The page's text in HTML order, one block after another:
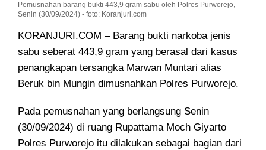
Pemusnahan barang bukti 443,9 gram sabu oleh Polres Purworejo,
Senin (30/09/2024) - foto: Koranjuri.com
KORANJURI.COM – Barang bukti narkoba jenis
sabu seberat 443,9 gram yang berasal dari kasus
penangkapan tersangka Marwan Muntari alias
Beruk bin Mungin dimusnahkan Polres Purworejo.
Pada pemusnahan yang berlangsung Senin
(30/09/2024) di ruang Rupattama Moch Giyarto
Polres Purworejo itu dilakukan sebagai bagian dari